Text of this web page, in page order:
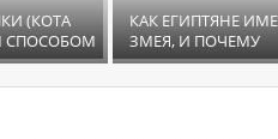
(КОТА
СПОСОБОМ
КАК ЕГИПТЯНЕ
ЗМЕЯ, И ПОЧЕМУ